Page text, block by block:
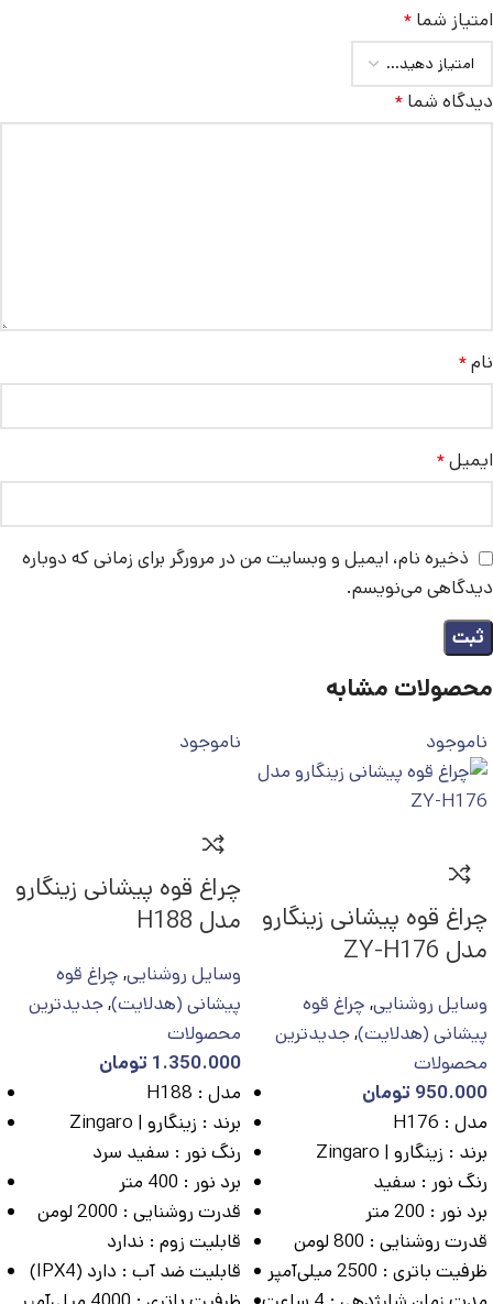
امتیاز شما *
دیدگاه شما *
نام*
ایمیل*
ذخیره نام، ایمیل و وبسایت من در مرورگر برای زمانی که دوباره
دیدگاهی می‌نویسم.
محصولات مشابه
ناموجود
چراغ قوه پیشانی زینگارو
مدل ZY-H176
وسایل روشنایی, چراغ قوه
پیشانی (هدلایت),جدیدترین
محصولات
950.000 تومان
مدل : H176
برند : زینگارو | Zingaro
رنگ نور : سفید
برد نور : 200 متر
قدرت روشنایی : 800 لومن
ظرفیت باتری : 2500 میلی‌آمپر
ناموجود
چراغ قوه پیشانی زینگارو
مدل H188
وسایل روشنایی, چراغ قوه
پیشانی (هدلایت),جدیدترین
محصولات
1.350.000 تومان
مدل : H188
برند : زینگارو | Zingaro
رنگ نور : سفید سرد
برد نور : 400 متر
قدرت روشنایی : 2000 لومن
قابلیت زوم : ندارد
قابلیت ضد آب : دارد (IPX4)